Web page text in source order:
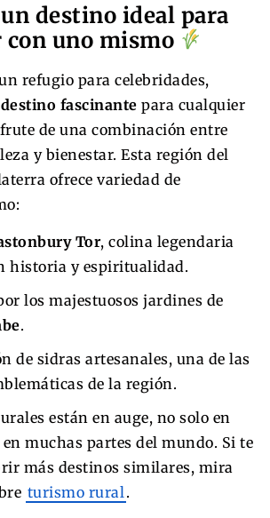
destino ideal para
con uno mismo
refugio para celebridades,
destino fascinante para cualquier
de una combinación entre
y bienestar. Esta región del
ofrece variedad de
Tor, colina legendaria
historia y espiritualidad.
los majestuosos jardines de
.
de sidras artesanales, una de las
de la región.
están en auge, no solo en
muchas partes del mundo. Si te
más destinos similares, mira
turismo rural .